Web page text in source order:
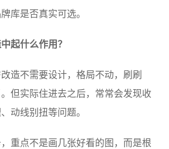
库是否真实可选。
起什么作用？
造不需要设计，格局不动，刷刷
但实际住进去之后，常常会发现收
动线别扭等问题。
重点不是画几张好看的图，而是根